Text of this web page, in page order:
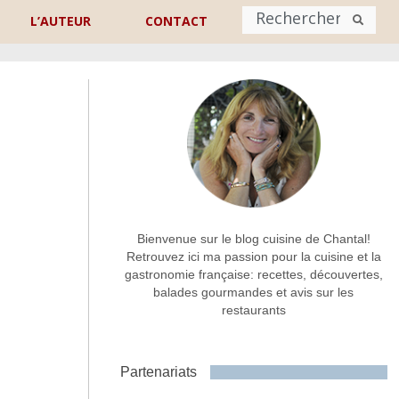
L’AUTEUR CONTACT
Nom
Commentaire ou message *
Bienvenue sur le blog cuisine de Chantal!
Retrouvez ici ma passion pour la cuisine et la
gastronomie française: recettes, découvertes,
balades gourmandes et avis sur les
restaurants
Partenariats